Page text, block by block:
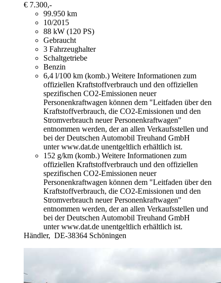
€ 7.300,-
99.950 km
10/2015
88 kW (120 PS)
Gebraucht
3 Fahrzeughalter
Schaltgetriebe
Benzin
6,4 l/100 km (komb.) Weitere Informationen zum
offiziellen Kraftstoffverbrauch und den offiziellen
spezifischen CO2-Emissionen neuer
Personenkraftwagen können dem "Leitfaden über den
Kraftstoffverbrauch, die CO2-Emissionen und den
Stromverbrauch neuer Personenkraftwagen"
entnommen werden, der an allen Verkaufsstellen und
bei der Deutschen Automobil Treuhand GmbH
unter www.dat.de unentgeltlich erhältlich ist.
152 g/km (komb.) Weitere Informationen zum
offiziellen Kraftstoffverbrauch und den offiziellen
spezifischen CO2-Emissionen neuer
Personenkraftwagen können dem "Leitfaden über den
Kraftstoffverbrauch, die CO2-Emissionen und den
Stromverbrauch neuer Personenkraftwagen"
entnommen werden, der an allen Verkaufsstellen und
bei der Deutschen Automobil Treuhand GmbH
unter www.dat.de unentgeltlich erhältlich ist.
Händler, DE-38364 Schöningen